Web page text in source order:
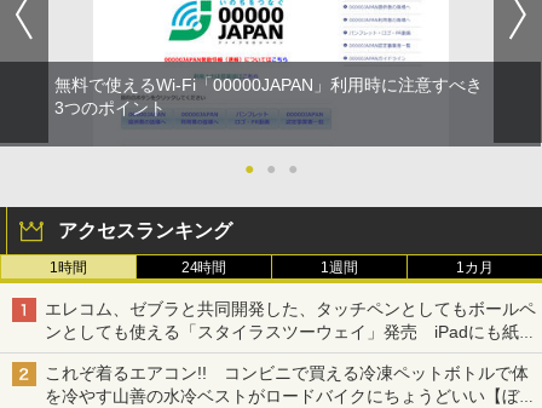
無料で使えるWi-Fi「00000JAPAN」利用時に注意すべき
3つのポイント
● ● ●
アクセスランキング
1時間 24時間 1週間 1カ月
エレコム、ゼブラと共同開発した、タッチペンとしてもボールペ
ンとしても使える「スタイラスツーウェイ」発売 iPadにも紙に
も、持ち替えずに書き込める
これぞ着るエアコン!! コンビニで買える冷凍ペットボトルで体
を冷やす山善の水冷ベストがロードバイクにちょうどいい【ぼっ